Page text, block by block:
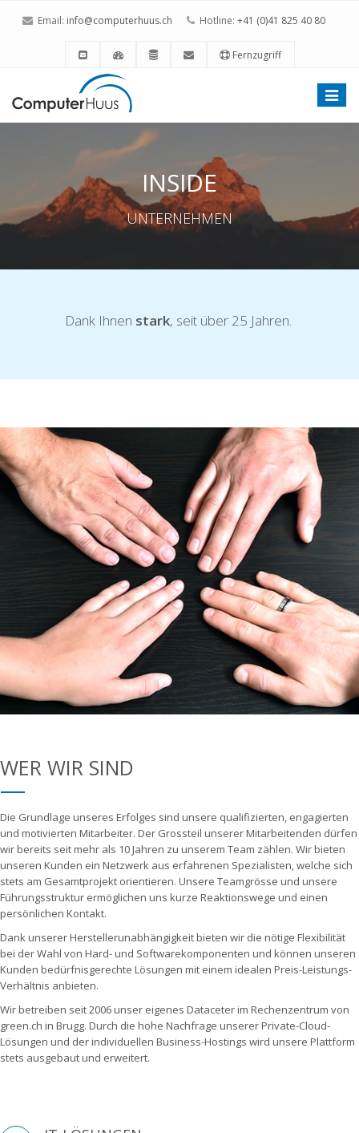
Email: info@computerhuus.ch Hotline: +41 (0)41 825 40 80
Fernzugriff
Toggle
INSIDE
UNTERNEHMEN
Dank Ihnen stark, seit über 25 Jahren.
WER WIR SIND
Die Grundlage unseres Erfolges sind unsere qualifizierten, engagierten
und motivierten Mitarbeiter. Der Grossteil unserer Mitarbeitenden dürfen
wir bereits seit mehr als 10 Jahren zu unserem Team zählen. Wir bieten
unseren Kunden ein Netzwerk aus erfahrenen Spezialisten, welche sich
stets am Gesamtprojekt orientieren. Unsere Teamgrösse und unsere
Führungsstruktur ermöglichen uns kurze Reaktionswege und einen
persönlichen Kontakt.
Dank unserer Herstellerunabhängigkeit bieten wir die nötige Flexibilität
bei der Wahl von Hard- und Softwarekomponenten und können unseren
Kunden bedürfnisgerechte Lösungen mit einem idealen Preis-Leistungs-
Verhältnis anbieten.
Wir betreiben seit 2006 unser eigenes Dataceter im Rechenzentrum von
green.ch in Brugg. Durch die hohe Nachfrage unserer Private-Cloud-
Lösungen und der individuellen Business-Hostings wird unsere Plattform
stets ausgebaut und erweitert.